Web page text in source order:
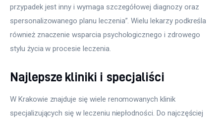
przypadek jest inny i wymaga szczegółowej diagnozy oraz
spersonalizowanego planu leczenia”. Wielu lekarzy podkreśla
również znaczenie wsparcia psychologicznego i zdrowego
stylu życia w procesie leczenia.
Najlepsze kliniki i specjaliści
W Krakowie znajduje się wiele renomowanych klinik
specjalizujących się w leczeniu niepłodności. Do najczęściej